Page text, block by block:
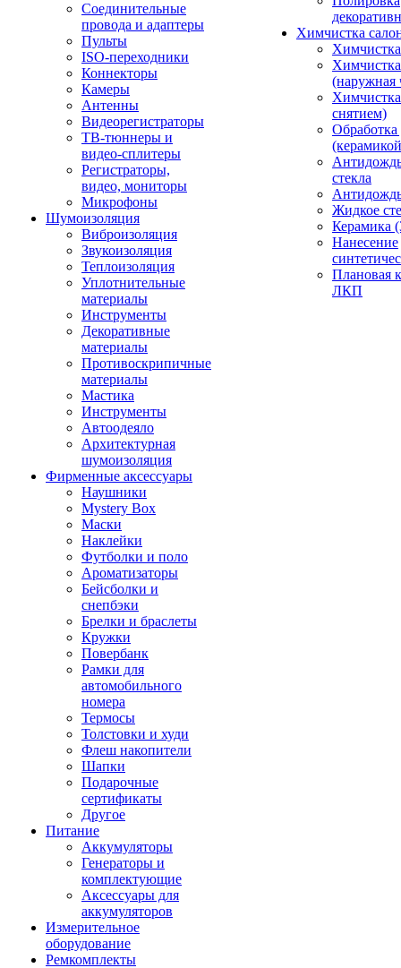
Соединительные
провода и адаптеры
Пульты
ISO-переходники
Коннекторы
Камеры
Антенны
Видеорегистраторы
ТВ-тюннеры и
видео-сплитеры
Регистраторы,
видео, мониторы
Микрофоны
Шумоизоляция
Виброизоляция
Звукоизоляция
Теплоизоляция
Уплотнительные
материалы
Инструменты
Декоративные
материалы
Противоскрипичные
материалы
Мастика
Инструменты
Автоодеяло
Архитектурная
шумоизоляция
Фирменные аксессуары
Наушники
Mystery Box
Маски
Наклейки
Футболки и поло
Ароматизаторы
Бейсболки и
снепбэки
Брелки и браслеты
Кружки
Повербанк
Рамки для
автомобильного
номера
Термосы
Толстовки и худи
Флеш накопители
Шапки
Подарочные
сертификаты
Другое
Питание
Аккумуляторы
Генераторы и
комплектующие
Аксессуары для
аккумуляторов
Измерительное
оборудование
Ремкомплекты
Химчистка
(наружная
снятием)
Обработка
стекла
Жидкое
Керамика
Нанесение
Плановая
ЛКП